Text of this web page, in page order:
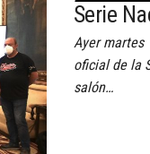
Serie
Ayer martes
oficial de la
salón…